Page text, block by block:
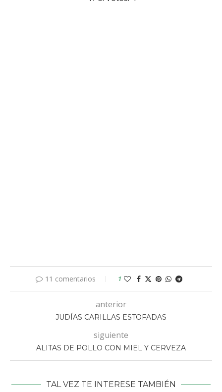
11 comentarios 1
anterior
JUDÍAS CARILLAS ESTOFADAS
siguiente
ALITAS DE POLLO CON MIEL Y CERVEZA
TAL VEZ TE INTERESE TAMBIÉN